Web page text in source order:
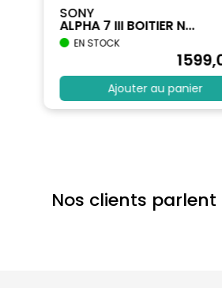
SONY
ALPHA 7 III BOITIER N...
EN STOCK
1599
Ajouter au panier
Nos clients parlent